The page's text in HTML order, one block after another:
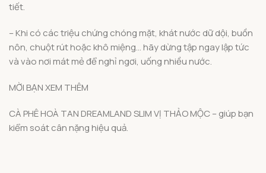
tiết.
– Khi có các triệu chứng chóng mặt, khát nước dữ dội, buồn
nôn, chuột rút hoặc khô miệng… hãy dừng tập ngay lập tức
và vào nơi mát mẻ để nghỉ ngơi, uống nhiều nước.
MỜI BẠN XEM THÊM
CÀ PHÊ HOÀ TAN DREAMLAND SLIM VỊ THẢO MỘC – giúp bạn
kiểm soát cân nặng hiệu quả.